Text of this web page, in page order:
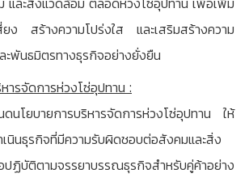
และสิ่งแวดล้อม ตลอดห่วงโซ่อุปทาน เพื่อเพิ่ม
ง สร้างความโปร่งใส และเสริมสร้างความ
ะพันธมิตรทางธุรกิจอย่างยั่งยืน
ารจัดการห่วงโซ่อุปทาน :
ดนโยบายการบริหารจัดการห่วงโซ่อุปทาน ให้
นินธุรกิจที่มีความรับผิดชอบต่อสังคมและสิ่ง
ติตามจรรยาบรรณธุรกิจสำหรับคู่ค้าอย่าง